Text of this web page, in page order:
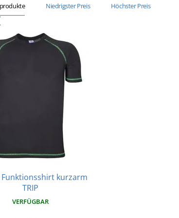
Niedrigster Preis Höchster Preis
kurzarm
TRIP
VERFÜGBAR